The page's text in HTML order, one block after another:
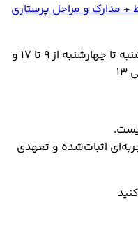
+ مدارک و مراحل پرستاری
| شنبه تا چهارشنبه از 9 تا 17 و
اثبات‌شده و تعهدی